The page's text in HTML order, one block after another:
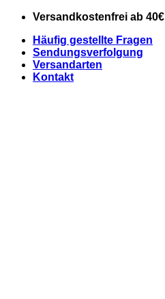
Zum
springen
Versandkostenfrei ab 40€
Häufig gestellte Fragen
Sendungsverfolgung
Versandarten
Kontakt